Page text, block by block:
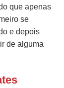
que apenas
se
e depois
de alguma